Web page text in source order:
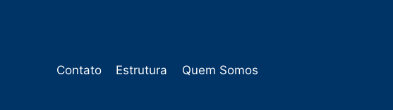
Contato Estrutura Quem Somos